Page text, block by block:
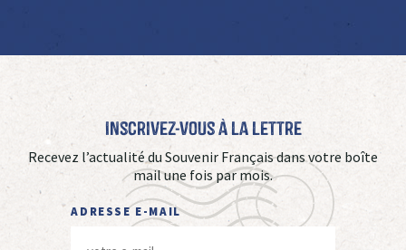
Inscrivez-vous à La Lettre
Recevez l’actualité du Souvenir Français dans votre boîte
mail une fois par mois.
ADRESSE E-MAIL